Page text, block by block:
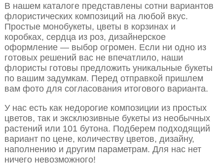
В нашем каталоге представлены сотни вариантов
флористических композиций на любой вкус.
Простые монобукеты, цветы в корзинах и
коробках, сердца из роз, дизайнерское
оформление — выбор огромен. Если ни одно из
готовых решений вас не впечатлило, наши
флористы готовы предложить уникальные букеты
по вашим задумкам. Перед отправкой пришлем
вам фото для согласования итогового варианта.
У нас есть как недорогие композиции из простых
цветов, так и эксклюзивные букеты из необычных
растений или 101 бутона. Подберем подходящий
вариант по цене, количеству цветов, дизайну,
наполнению и другим параметрам. Для нас нет
ничего невозможного!